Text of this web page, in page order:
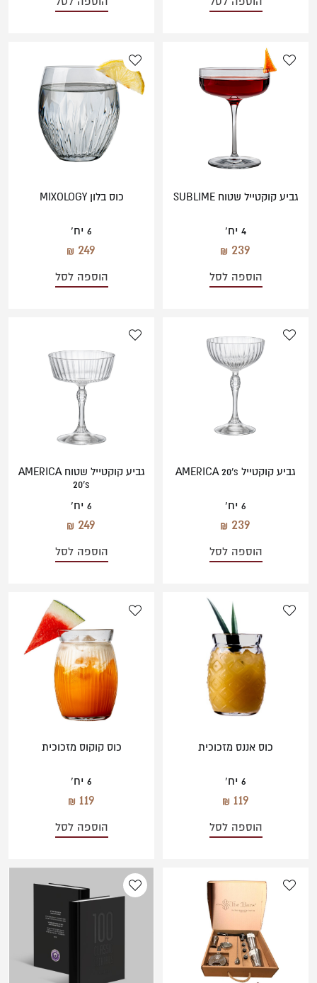
גביע קוקטייל שטוח SUBLIME
4 יח'
239
הוספה לסל
כוס בלון MIXOLOGY
6 יח'
249
הוספה לסל
גביע קוקטייל AMERICA 20's
6 יח'
239
הוספה לסל
גביע קוקטייל שטוח AMERICA
20's
6 יח'
249
הוספה לסל
כוס אננס מזכוכית
6 יח'
119
הוספה לסל
כוס קוקוס מזכוכית
6 יח'
119
הוספה לסל